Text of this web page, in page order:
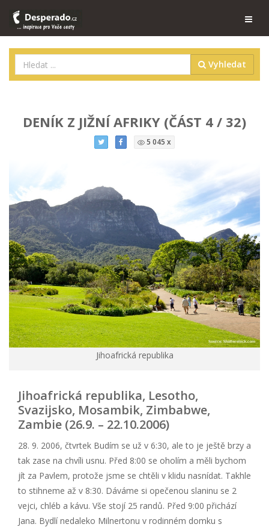
Vyhledat
DENÍK Z JIŽNÍ AFRIKY (ČÁST 4 / 32)
5 045 x
Jihoafrická republika
Jihoafrická republika, Lesotho,
Svazijsko, Mosambik, Zimbabwe,
Zambie (26.9. – 22.10.2006)
28. 9. 2006, čtvrtek Budím se už v 6:30, ale to je ještě brzy a
tak zase na chvíli usnu. Před 8:00 se oholím a měli bychom
jít za Pavlem, protože jsme se chtěli v klidu nasnídat. Takhle
to stihneme až v 8:30. Dáváme si opečenou slaninu se 2
vejci, chléb a kávu. Vše stojí 25 randů. Před 9:00 přichází
Jana. Bydlí nedaleko Milnertonu v rodinném domku s